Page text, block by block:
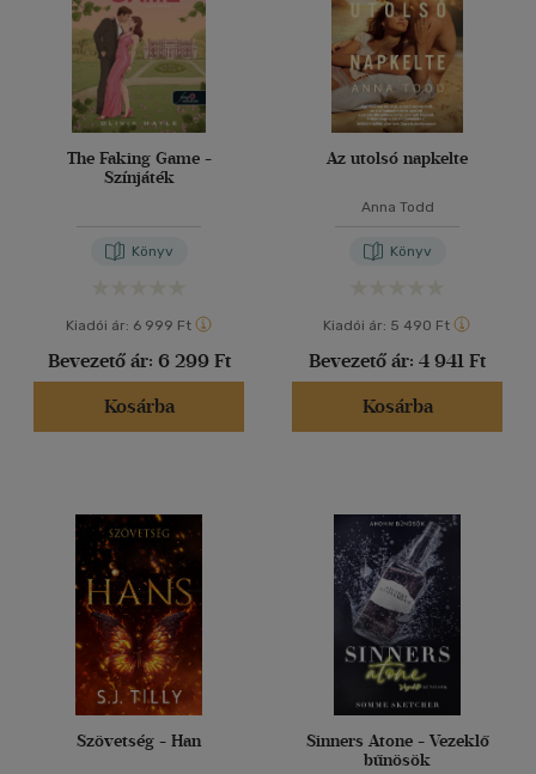
The Faking Game -
Színjáték
Könyv
Kiadói ár: 6 999 Ft
Bevezető ár: 6 299 Ft
Kosárba
Az utolsó napkelte
Anna Todd
Könyv
Kiadói ár: 5 490 Ft
Bevezető ár: 4 941 Ft
Kosárba
Szövetség - Han
Sinners Atone - Vezeklő
bűnösök